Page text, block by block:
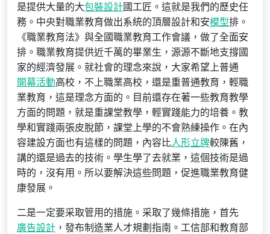
是提供大量的大包裝設計國工匠。這就是我們的歷史任
務。中央對職業教育做出系統的頂層設計和安模型排。
《職業教育法》與全國職業教育工作會議，做了全面安
排。職業教育提供近千萬的畢業生，源源不斷地支撐國
家的經濟發展。就社會的理念來說，大家希望上普通
開幕活動高校，不上職業高校，還是重普通教育，輕職
業教育，這是理念方面的。目前還存在著一些教育教學
方面的問題，就是重課堂教學，輕實踐能力的培養。教
學和實踐兩張皮脫節，課堂上學的不會熟練操作。在內
容建設方面也有這樣的問題，內容比人形立牌較陳舊，
講的還是過去的技術。學生學了去就業，這個技術是過
時的，沒有用。所以要解決這些問題，促進職業教育健
康發展。
二是一定要采取管用的措施。采取了幾條措施，首先
廣告設計 ，發布制造業人才規劃指南。工信部和教育部